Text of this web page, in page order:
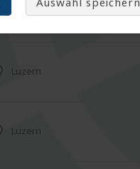
Winterthur
Luzern
Luzern